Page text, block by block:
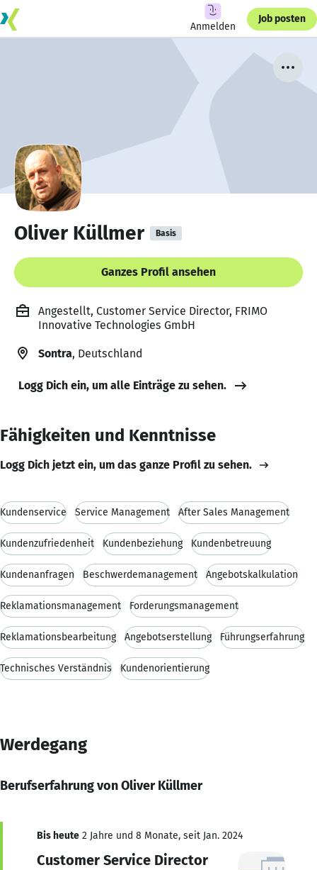
Anmelden
Job posten
Oliver Küllmer Basis
Ganzes Profil ansehen
Angestellt, Customer Service Director, FRIMO
Innovative Technologies GmbH
Sontra, Deutschland
Logg Dich ein, um alle Einträge zu sehen.
Fähigkeiten und Kenntnisse
Logg Dich jetzt ein, um das ganze Profil zu sehen.
Kundenservice Service Management After Sales Management
Kundenzufriedenheit Kundenbeziehung Kundenbetreuung
Kundenanfragen Beschwerdemanagement Angebotskalkulation
Reklamationsmanagement Forderungsmanagement
Reklamationsbearbeitung Angebotserstellung Führungserfahrung
Technisches Verständnis Kundenorientierung
Werdegang
Berufserfahrung von Oliver Küllmer
Bis heute 2 Jahre und 8 Monate, seit Jan. 2024
Customer Service Director